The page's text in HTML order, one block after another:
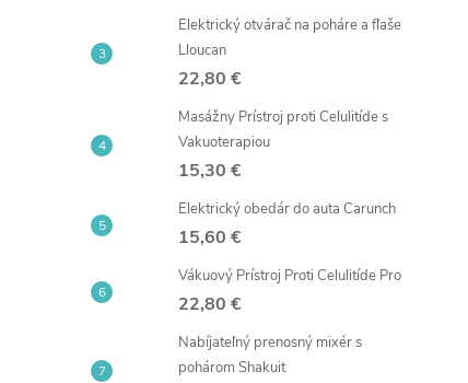
Elektrický otvárač na poháre a fľaše
Lloucan
22,80 €
Masážny Prístroj proti Celulitíde s
Vakuoterapiou
15,30 €
Elektrický obedár do auta Carunch
15,60 €
Vákuový Prístroj Proti Celulitíde Pro
22,80 €
Nabíjateľný prenosný mixér s
pohárom Shakuit